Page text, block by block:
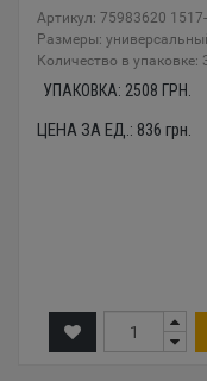
Артикул: 75983620
Размеры:
Количество в упаковке:
УПАКОВКА: 2508 ГРН.
ЦЕНА ЗА ЕД.: 836 грн.